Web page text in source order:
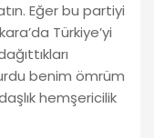
Eğer bu partiyi
Türkiye’yi
benim ömrüm
hemşericilik